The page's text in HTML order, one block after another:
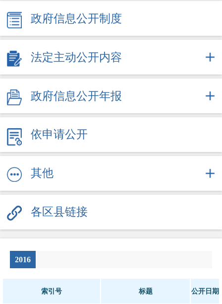
政府信息公开制度
法定主动公开内容
政府信息公开年报
依申请公开
其他
各区县链接
2016
索引号 标题 公开日期